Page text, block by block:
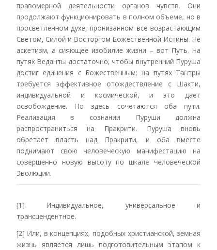
правомерной деятельности органов чувств. Они
продолжают функционировать в полном объеме, но в
просветленном духе, пронизанном все возрастающим
Светом, Силой и Восторгом Божественной Истины. Не
аскетизм, а сияющее изобилие жизни – вот Путь. На
путях Веданты достаточно, чтобы внутренний Пуруша
достиг единения с Божественным; на путях Тантры
требуется эффективное отождествление с Шакти,
индивидуальной и космической, и это дает
освобождение. Но здесь сочетаются оба пути.
Реализация в сознании Пуруши должна
распространиться на Пракрити. Пуруша вновь
обретает власть над Пракрити, и оба вместе
поднимают свою человеческую манифестацию на
совершенно новую высоту по шкале человеческой
Эволюции.
[1] Индивидуальное, универсальное и
трансцендентное.
[2] Или, в концепциях, подобных христианской, земная
жизнь является лишь подготовительным этапом к